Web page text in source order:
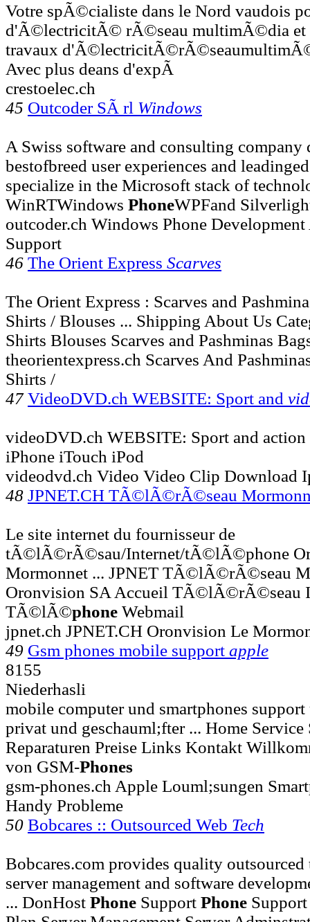
Votre spÃ©cialiste dans le Nord vaudois
d'Ã©lectricitÃ© rÃ©seau multimÃ©dia et
travaux
Avec plus deans d'expÃ
crestoelec.ch
45 Outcoder SÃ rl Windows
A Swiss software and consulting company
bestofbreed user experiences and
specialize in the Microsoft stack of
WinRTWindows PhoneWPFand
outcoder.ch Windows Phone
Support
46 The Orient Express Scarves
The Orient Express : Scarves and
Shirts / Blouses ... Shipping About Us
Shirts Blouses Scarves and Pashminas
theorientexpress.ch Scarves And
Shirts /
47 VideoDVD.ch WEBSITE: Sport and
videoDVD.ch WEBSITE: Sport and
iPhone iTouch iPod
videodvd.ch Video Video Clip Download
48 JPNET.CH TÃ©lÃ©rÃ©seau
Le site internet du fournisseur de
tÃ©lÃ©rÃ©sau/Internet/tÃ©lÃ©phone
Mormonnet ... JPNET TÃ©lÃ©rÃ©seau
Oronvision SA Accueil TÃ©lÃ©rÃ©seau
TÃ©lÃ©phone Webmail
jpnet.ch JPNET.CH Oronvision Le
49 Gsm phones mobile support apple
8155
Niederhasli
mobile computer und smartphones
privat und geschauml;fter ... Home Service
Reparaturen Preise Links Kontakt
von GSM-Phones
gsm-phones.ch Apple Louml;sungen
Handy Probleme
50 Bobcares :: Outsourced Web Tech
Bobcares.com provides quality
server management and software
... DonHost Phone Support Phone